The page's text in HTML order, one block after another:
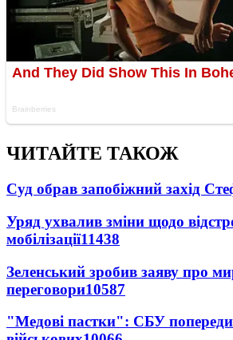
ЧИТАЙТЕ ТАКОЖ
Суд обрав запобіжний захід
Уряд ухвалив зміни щодо
мобілізації11438
Зеленський зробив заяву про
переговори10587
"Медові пастки": СБУ